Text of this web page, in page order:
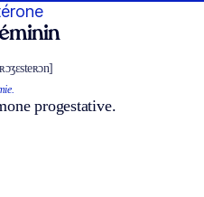
progestative.